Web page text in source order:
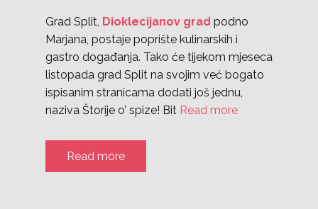
Grad Split, Dioklecijanov grad podno
Marjana, postaje poprište kulinarskih i
gastro događanja. Tako će tijekom mjeseca
listopada grad Split na svojim već bogato
ispisanim stranicama dodati još jednu,
naziva Štorije o’ spize! Bit Read more
Read more